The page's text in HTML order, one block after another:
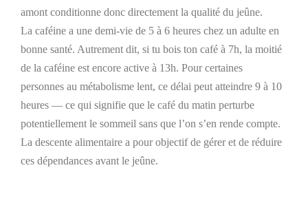
amont conditionne donc directement la qualité du jeûne.
La caféine a une demi-vie de 5 à 6 heures chez un adulte en
bonne santé. Autrement dit, si tu bois ton café à 7h, la moitié
de la caféine est encore active à 13h. Pour certaines
personnes au métabolisme lent, ce délai peut atteindre 9 à 10
heures — ce qui signifie que le café du matin perturbe
potentiellement le sommeil sans que l’on s’en rende compte.
La descente alimentaire a pour objectif de gérer et de réduire
ces dépendances avant le jeûne.